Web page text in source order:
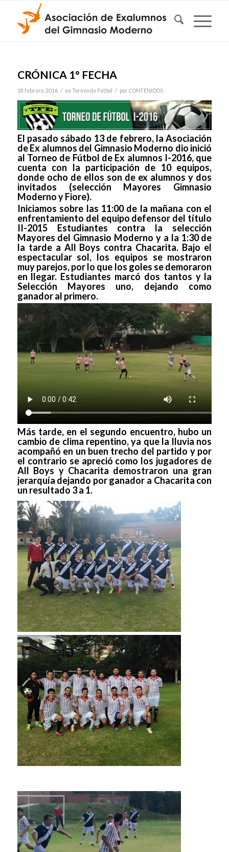
CRÓNICA 1° FECHA
18 febrero, 2016 / en Torneo de Fútbol / por CONTENIDOS
El pasado sábado 13 de febrero, la Asociación
de Ex alumnos del Gimnasio Moderno dio inició
al Torneo de Fútbol de Ex alumnos I-2016, que
cuenta con la participación de 10 equipos,
donde ocho de ellos son de ex alumnos y dos
invitados (selección Mayores Gimnasio
Moderno y Fiore).
Iniciamos sobre las 11:00 de la mañana con el
enfrentamiento del equipo defensor del título
II-2015 Estudiantes contra la selección
Mayores del Gimnasio Moderno y a la 1:30 de
la tarde a All Boys contra Chacarita. Bajo el
espectacular sol, los equipos se mostraron
muy parejos, por lo que los goles se demoraron
en llegar. Estudiantes marcó dos tantos y la
Selección Mayores uno, dejando como
ganador al primero.
Más tarde, en el segundo encuentro, hubo un
cambio de clima repentino, ya que la lluvia nos
acompañó en un buen trecho del partido y por
el contrario se apreció como los jugadores de
All Boys y Chacarita demostraron una gran
jerarquía dejando por ganador a Chacarita con
un resultado 3 a 1.